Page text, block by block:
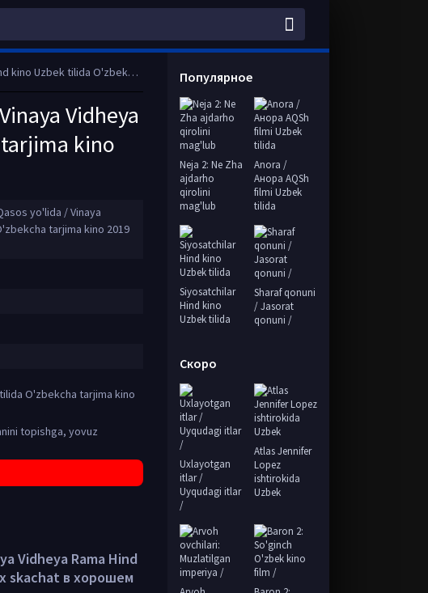
kino 2019 Full HD tas-ix skachat
Vidheya
kino
yo'lida / Vinaya
tarjima kino 2019
O'zbekcha tarjima kino
topishga, yovuz
Vidheya Rama Hind
skachat в хорошем
Популярное
Neja 2: Ne Zha
ajdarho
qirolini
mag'lub
Anora /
Анора AQSh
filmi Uzbek
tilida
Siyosatchilar
Hind kino
Uzbek tilida
Sharaf qonuni
/ Jasorat
qonuni /
Скоро
Uxlayotgan
itlar /
Uyqudagi itlar
/
Atlas Jennifer
Lopez
ishtirokida
Uzbek